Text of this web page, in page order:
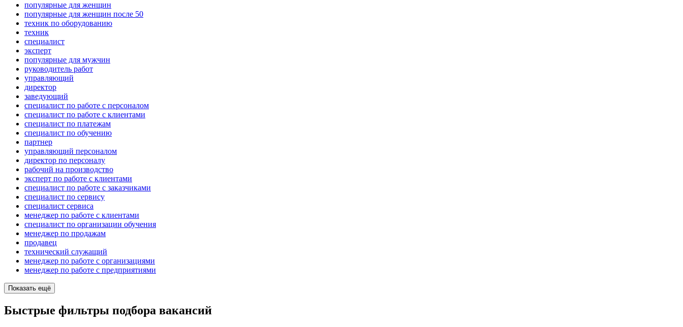
популярные для женщин
популярные для женщин после 50
техник по оборудованию
техник
специалист
эксперт
популярные для мужчин
руководитель работ
управляющий
директор
заведующий
специалист по работе с персоналом
специалист по работе с клиентами
специалист по платежам
специалист по обучению
партнер
управляющий персоналом
директор по персоналу
рабочий на производство
эксперт по работе с клиентами
специалист по работе с заказчиками
специалист по сервису
специалист сервиса
менеджер по работе с клиентами
специалист по организации обучения
менеджер по продажам
продавец
технический служащий
менеджер по работе с организациями
менеджер по работе с предприятиями
Показать ещё
Быстрые фильтры подбора вакансий